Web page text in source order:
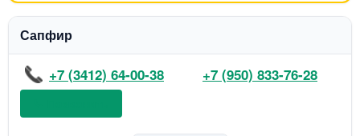
Сапфир
+7 (3412) 64-00-38 +7 (950) 833-76-28